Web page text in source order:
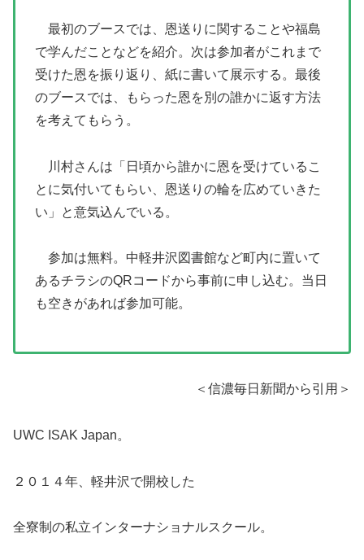
最初のブースでは、恩送りに関することや福島
で学んだことなどを紹介。次は参加者がこれまで
受けた恩を振り返り、紙に書いて展示する。最後
のブースでは、もらった恩を別の誰かに返す方法
を考えてもらう。
川村さんは「日頃から誰かに恩を受けているこ
とに気付いてもらい、恩送りの輪を広めていきた
い」と意気込んでいる。
参加は無料。中軽井沢図書館など町内に置いて
あるチラシのQRコードから事前に申し込む。当日
も空きがあれば参加可能。
＜信濃毎日新聞から引用＞
UWC ISAK Japan。
２０１４年、軽井沢で開校した
全寮制の私立インターナショナルスクール。